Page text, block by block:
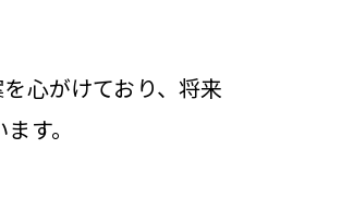
心がけており、将来
す。